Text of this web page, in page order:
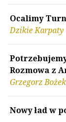
Ocalimy
Dzikie Karpaty
Rozmowa z
Grzegorz Bożek
Nowy ład w